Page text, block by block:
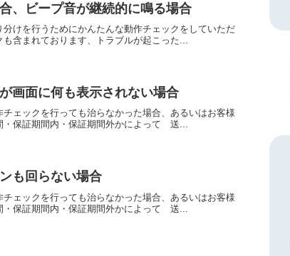
、ビープ音が継続的に鳴る場合
けを行うためにかんたんな動作チェックをしていただ
含まれております、トラブルが起こった...
画面に何も表示されない場合
ェックを行っても治らなかった場合、あるいはお客様
・保証期間内・保証期間外かによって 送...
も回らない場合
ェックを行っても治らなかった場合、あるいはお客様
保証期間内・保証期間外かによって 送...